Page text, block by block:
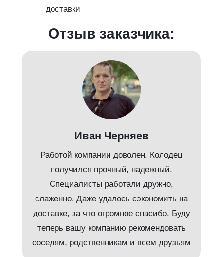
доставки
Отзыв заказчика:
Иван Черняев
Работой компании доволен. Колодец
получился прочный, надежный.
Специалисты работали дружно,
слаженно. Даже удалось сэкономить на
доставке, за что огромное спасибо. Буду
теперь вашу компанию рекомендовать
соседям, родственникам и всем друзьям